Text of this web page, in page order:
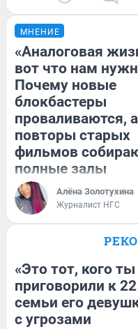
МНЕНИЕ
«Аналоговая
вот что нам
Почему новые
блокбастеры
проваливаются, а
повторы старых
фильмов
полные залы
Алёна Золотухина
Журналист НГС
«Это тот, кого
приговорили к
семьи его
с угрозами